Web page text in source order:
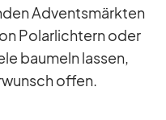
Ad­vents­märk­ten
Po­lar­lich­tern oder
bau­meln las­sen,
of­fen.